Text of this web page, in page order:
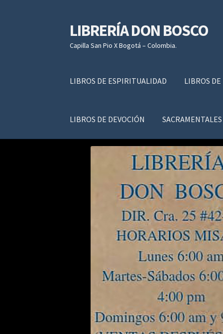
Ir
a
la
Ir
al
contenido
LIBRERÍA DON BOSCO
Capilla San Pio X Bogotá – Colombia.
LIBROS DE ESPIRITUALIDAD LIBROS
LIBROS DE DEVOCIÓN SACRAMENTALES